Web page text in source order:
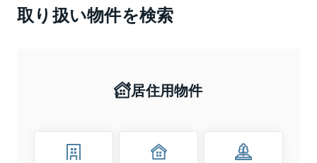
取り扱い物件を検索
居住用物件